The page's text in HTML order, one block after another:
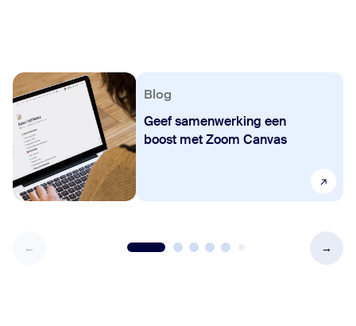
Blog
Geef samenwerking een
boost met Zoom Canvas